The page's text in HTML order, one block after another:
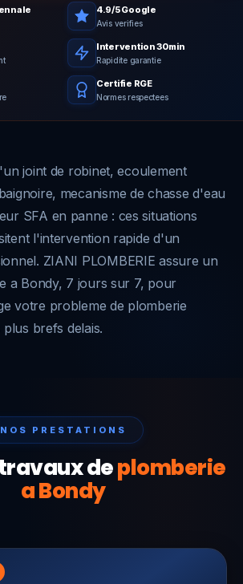
4.9/5 Google
Avis verifies
Intervention 30min
Rapidite garantie
Certifie RGE
Normes respectees
joint de robinet, ecoulement
mecanisme de chasse d'eau
SFA en panne : ces situations
l'intervention rapide d'un
ZIANI PLOMBERIE assure un
a Bondy, 7 jours sur 7, pour
votre probleme de plomberie
brefs delais.
NOS PRESTATIONS
deplomberie
a Bondy